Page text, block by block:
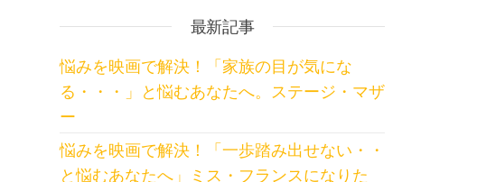
最新記事
悩みを映画で解決！「家族の目が気にな
る・・・」と悩むあなたへ。ステージ・マザ
ー
悩みを映画で解決！「一歩踏み出せない・・
と悩むあなたへ」ミス・フランスになりた